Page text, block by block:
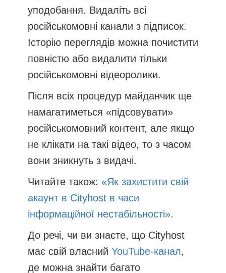
уподобання. Видаліть всі
російськомовні канали з підписок.
Історію переглядів можна почистити
повністю або видалити тільки
російськомовні відеоролики.
Після всіх процедур майданчик ще
намагатиметься «підсовувати»
російськомовний контент, але якщо
не клікати на такі відео, то з часом
вони зникнуть з видачі.
Читайте також: «Як захистити свій
акаунт в Cityhost в часи
інформаційної нестабільності».
До речі, чи ви знаєте, що Cityhost
має свій власний YouTube-канал,
де можна знайти багато